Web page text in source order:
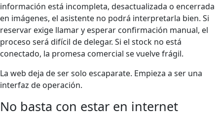
información está incompleta, desactualizada o encerrada
en imágenes, el asistente no podrá interpretarla bien. Si
reservar exige llamar y esperar confirmación manual, el
proceso será difícil de delegar. Si el stock no está
conectado, la promesa comercial se vuelve frágil.
La web deja de ser solo escaparate. Empieza a ser una
interfaz de operación.
No basta con estar en internet